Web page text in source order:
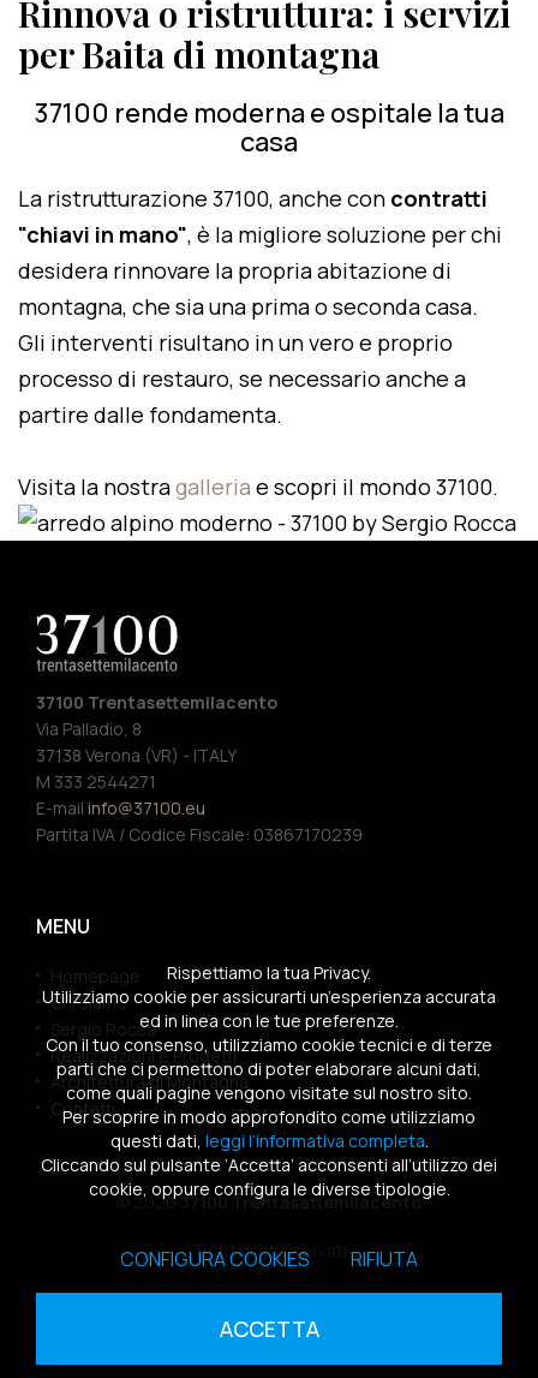
Rinnova o ristruttura: i servizi
per Baita di montagna
37100 rende moderna e ospitale la tua
casa
La ristrutturazione 37100, anche con contratti
"chiavi in mano", è la migliore soluzione per chi
desidera rinnovare la propria abitazione di
montagna, che sia una prima o seconda casa.
Gli interventi risultano in un vero e proprio
processo di restauro, se necessario anche a
partire dalle fondamenta.
Visita la nostragalleria e scopri il mondo 37100.
37100 Trentasettemilacento
Via Palladio, 8
37138 Verona (VR) - ITALY
M 333 2544271
E-mail info@37100.eu
Partita IVA / Codice Fiscale: 03867170239
MENU
Homepage
Chi siamo
Sergio Rocca
Realizzazioni e Progetti
Architettura di Montagna
Contatti
© 202637100 Trentasettemilacento
Tutti i diritti riservati
Sitemap|Privacy Policy|Cookies Policy
Rispettiamo la tua Privacy.
Utilizziamo cookie per assicurarti un’esperienza accurata
ed in linea con le tue preferenze.
Con il tuo consenso, utilizziamo cookie tecnici e di terze
parti che ci permettono di poter elaborare alcuni dati,
come quali pagine vengono visitate sul nostro sito.
Per scoprire in modo approfondito come utilizziamo
questi dati, leggi l’informativa completa.
Cliccando sul pulsante ‘Accetta’ acconsenti all’utilizzo dei
cookie, oppure configura le diverse tipologie.
CONFIGURA COOKIES RIFIUTA
ACCETTA